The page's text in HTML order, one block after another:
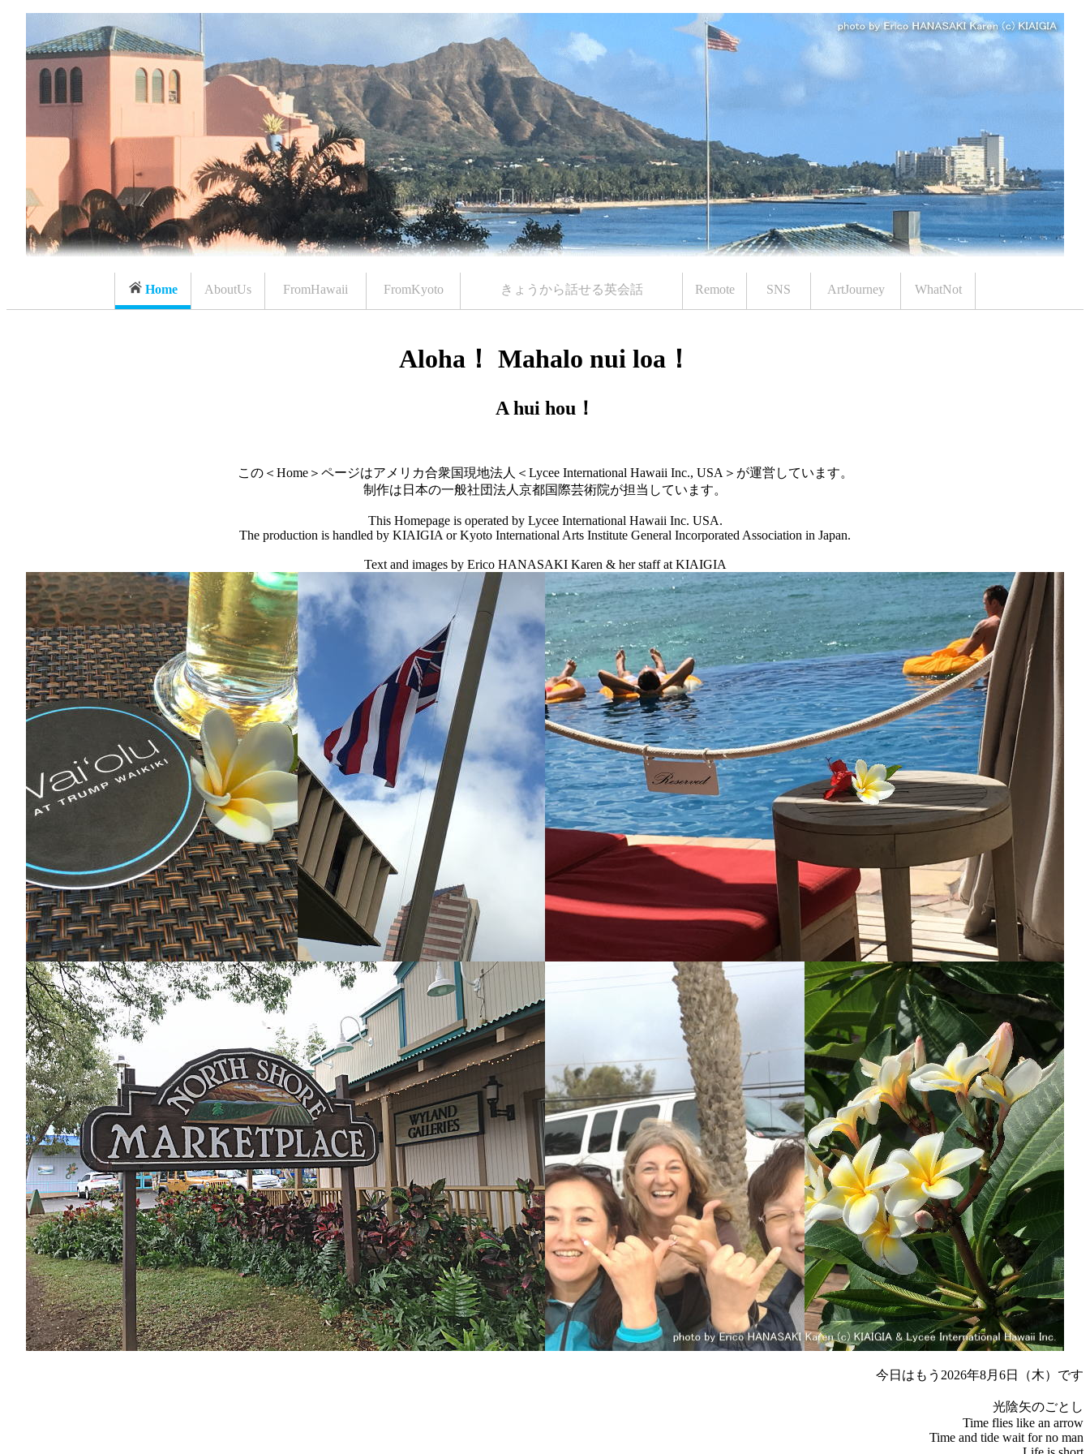
Home AboutUs FromHawaii FromKyoto きょうから話せる英会話 Remote SNS ArtJourney WhatNot
Aloha！ Mahalo nui loa！
A hui hou！
この＜Home＞ページはアメリカ合衆国現地法人＜Lycee International Hawaii Inc., USA＞が運営しています。
制作は日本の一般社団法人京都国際芸術院が担当しています。
This Homepage is operated by Lycee International Hawaii Inc. USA.
The production is handled by KIAIGIA or Kyoto International Arts Institute General Incorporated Association in Japan.
Text and images by Erico HANASAKI Karen & her staff at KIAIGIA
今日はもう2026年8月6日（木）です
光陰矢のごとし
Time flies like an arrow
Time and tide wait for no man